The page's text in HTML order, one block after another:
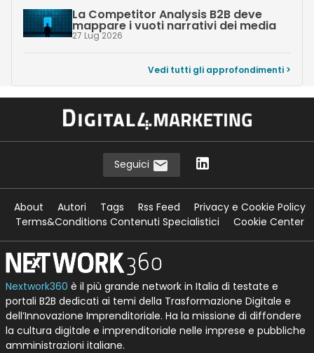
La Competitor Analysis B2B deve
mappare i vuoti narrativi dei media
27 Lug 2026
Vedi tutti gli approfondimenti >
Seguici
About Autori Tags Rss Feed
Privacy e Cookie Policy
Terms&Conditions Contenuti Specialistici
Cookie Center
Nextwork360 è il più grande network in Italia di testate e
portali B2B dedicati ai temi della Trasformazione Digitale e
dell’Innovazione Imprenditoriale. Ha la missione di diffondere
la cultura digitale e imprenditoriale nelle imprese e pubbliche
amministrazioni italiane.